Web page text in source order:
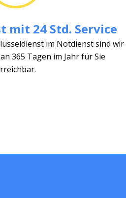
mit 24 Std. Service
im Notdienst sind wir
365 Tagen im Jahr für Sie